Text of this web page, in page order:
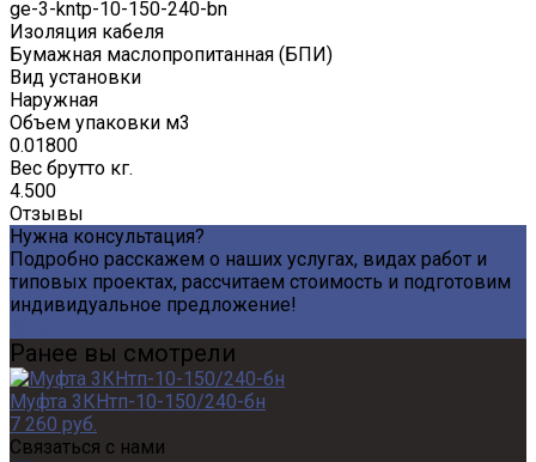
ge-3-kntp-10-150-240-bn
Изоляция кабеля
Бумажная маслопропитанная (БПИ)
Вид установки
Наружная
Объем упаковки м3
0.01800
Вес брутто кг.
4.500
Отзывы
Нужна консультация?
Подробно расскажем о наших услугах, видах работ и
типовых проектах, рассчитаем стоимость и подготовим
индивидуальное предложение!
Ранее вы смотрели
Муфта 3КНтп-10-150/240-бн
7 260 руб.
Связаться с нами